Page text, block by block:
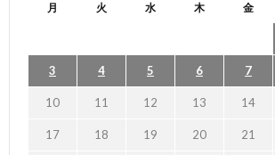
月 火 水 木 金
3 4 5 6 7
10 11 12 13 14
17 18 19 20 21